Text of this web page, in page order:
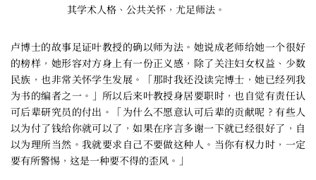
其学术人格、公共关怀，尤足师法。
卢博士的故事足证叶教授的确以师为法。她说成老师给她一个很好
的榜样，她形容对方身上有一份正义感，除了关注妇女权益、少数
民族，也非常关怀学生发展。「那时我还没读完博士，她已经列我
为书的编者之一。」所以后来叶教授身居要职时，也自觉有责任认
可后辈研究员的付出。「为什么不愿意认可后辈的贡献呢？有些人
以为付了钱给你就可以了，如果在序言多谢一下就已经很好了，自
以为理所当然。我就要求自己不要做这种人。当你有权力时，一定
要有所警惕，这是一种要不得的歪风。」